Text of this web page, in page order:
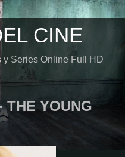
CINE
y Series Online Full HD
THE YOUNG